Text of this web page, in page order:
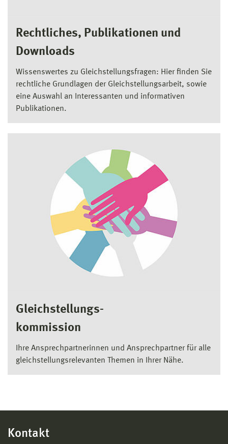
Rechtliches, Publikationen und
Downloads
Wissenswertes zu Gleichstellungsfragen: Hier finden Sie
rechtliche Grundlagen der Gleichstellungsarbeit, sowie
eine Auswahl an Interessanten und informativen
Publikationen.
Gleichstellungs-
kommission
Ihre Ansprechpartnerinnen und Ansprechpartner für alle
gleichstellungsrelevanten Themen in Ihrer Nähe.
Kontakt